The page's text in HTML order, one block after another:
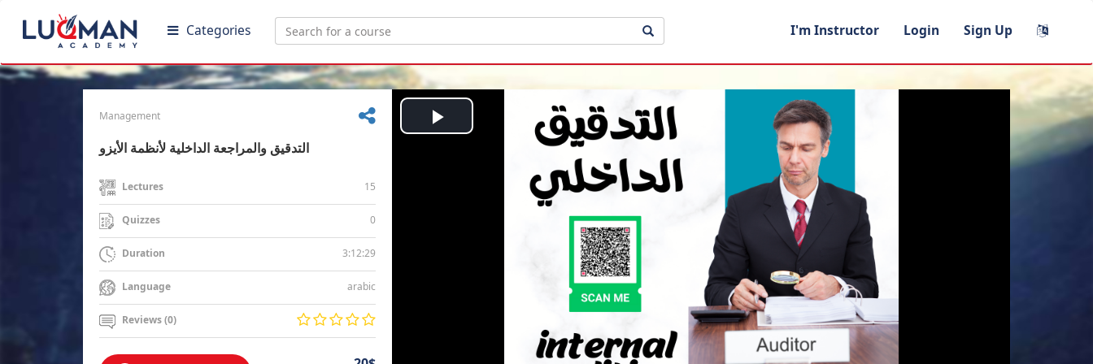
Categories I'm Instructor Login Sign Up
Management
التدقيق والمراجعة الداخلية لأنظمة الأيزو
Lectures 15
Quizzes 0
Duration 3:12:29
Language arabic
Reviews (0)
Play